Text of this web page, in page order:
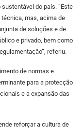
do país. “Este
mas, acima de
de soluções e de
e privado, bem como
referiu.
de normas e
para a protecção
e a expansão das
reforçar a cultura de